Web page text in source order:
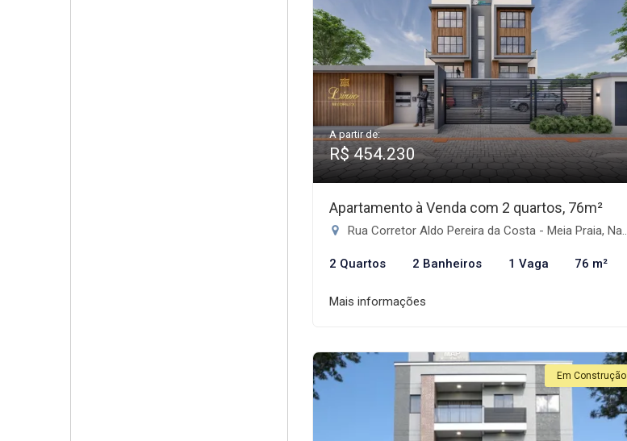
A partir de:
R$ 454.230
Apartamento à Venda com 2 quartos, 76m²
Rua Corretor Aldo Pereira da Costa - Meia Praia, Navegantes-SC
2 Quartos 2 Banheiros 1 Vaga 76 m²
Mais informações
Em Construção